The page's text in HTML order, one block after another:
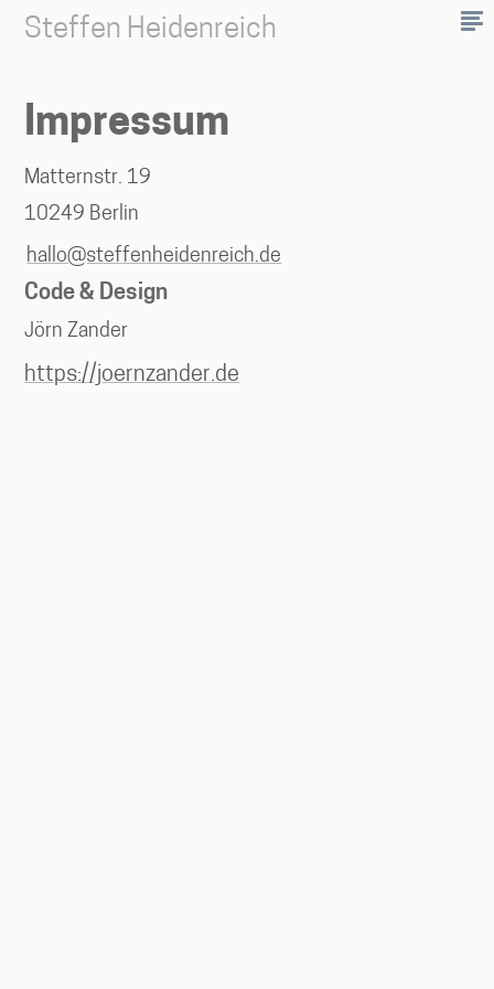
Steffen Heidenreich
Impressum
Matternstr. 19
10249 Berlin
hallo@steffenheidenreich.de
Code & Design
Jörn Zander
https://joernzander.de